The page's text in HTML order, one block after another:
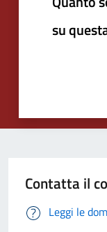
su
Contatta il
Leggi le